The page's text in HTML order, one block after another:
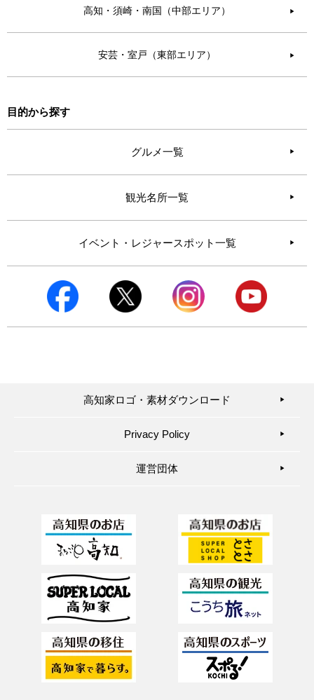
高知・須崎・南国（中部エリア） ▶︎
安芸・室戸（東部エリア） ▶︎
目的から探す
グルメ一覧
観光名所一覧
イベント・レジャースポット一覧
高知家ロゴ・素材ダウンロード ▶︎
Privacy Policy ▶︎
運営団体 ▶︎